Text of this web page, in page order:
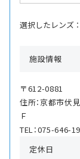
選択したレンズ ：
施設情報
〒612-0881
住所：京都市伏
Ｆ
TEL：075-646-
定休日